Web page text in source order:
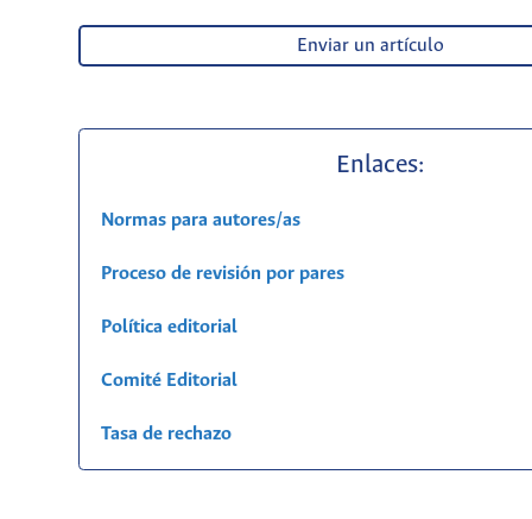
Enviar un artículo
Enlaces:
Normas para autores/as
Proceso de revisión por pares
Política editorial
Comité Editorial
Tasa de rechazo